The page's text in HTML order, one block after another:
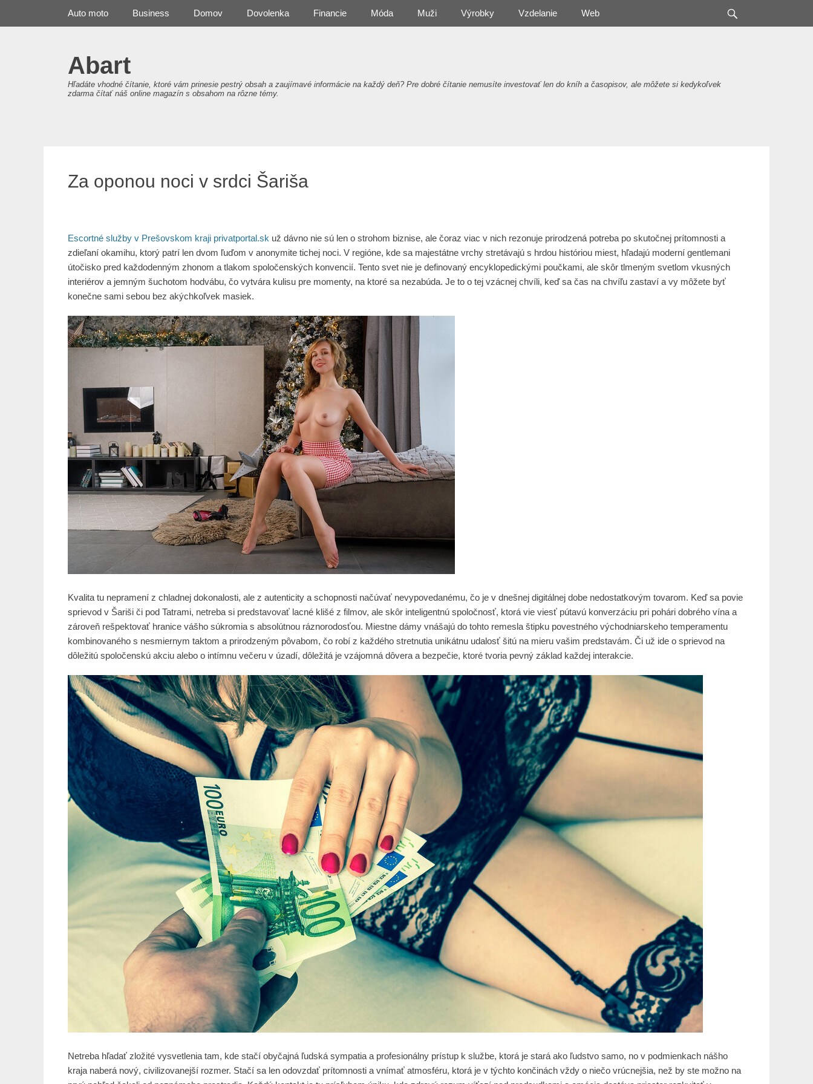
Abart
Hľadáte vhodné čítanie, ktoré vám prinesie pestrý obsah a zaujímavé informácie na každý deň? Pre dobré čítanie nemusíte investovať len do kníh a časopisov, ale môžete si kedykoľvek
zdarma čítať náš online magazín s obsahom na rôzne témy.
Primary Menu
Auto moto Business Domov Dovolenka Financie Móda Muži Výrobky Vzdelanie Web
Za oponou noci v srdci Šariša
Escortné služby v Prešovskom kraji privatportal.sk už dávno nie sú len o strohom biznise, ale čoraz viac v nich rezonuje prirodzená potreba po skutočnej prítomnosti a
zdieľaní okamihu, ktorý patrí len dvom ľuďom v anonymite tichej noci. V regióne, kde sa majestátne vrchy stretávajú s hrdou históriou miest, hľadajú moderní gentlemani
útočisko pred každodenným zhonom a tlakom spoločenských konvencií. Tento svet nie je definovaný encyklopedickými poučkami, ale skôr tlmeným svetlom vkusných
interiérov a jemným šuchotom hodvábu, čo vytvára kulisu pre momenty, na ktoré sa nezabúda. Je to o tej vzácnej chvíli, keď sa čas na chvíľu zastaví a vy môžete byť
konečne sami sebou bez akýchkoľvek masiek.
Kvalita tu nepramení z chladnej dokonalosti, ale z autenticity a schopnosti načúvať nevypovedanému, čo je v dnešnej digitálnej dobe nedostatkovým tovarom. Keď sa povie
sprievod v Šariši či pod Tatrami, netreba si predstavovať lacné klišé z filmov, ale skôr inteligentnú spoločnosť, ktorá vie viesť pútavú konverzáciu pri pohári dobrého vína a
zároveň rešpektovať hranice vášho súkromia s absolútnou ráznorodosťou. Miestne dámy vnášajú do tohto remesla štipku povestného východniarskeho temperamentu
kombinovaného s nesmiernym taktom a prirodzeným pôvabom, čo robí z každého stretnutia unikátnu udalosť šitú na mieru vašim predstavám. Či už ide o sprievod na
dôležitú spoločenskú akciu alebo o intímnu večeru v úzadí, dôležitá je vzájomná dôvera a bezpečie, ktoré tvoria pevný základ každej interakcie.
Netreba hľadať zložité vysvetlenia tam, kde stačí obyčajná ľudská sympatia a profesionálny prístup k službe, ktorá je stará ako ľudstvo samo, no v podmienkach nášho
kraja naberá nový, civilizovanejší rozmer. Stačí sa len odovzdať prítomnosti a vnímať atmosféru, ktorá je v týchto končinách vždy o niečo vrúcnejšia, než by ste možno na